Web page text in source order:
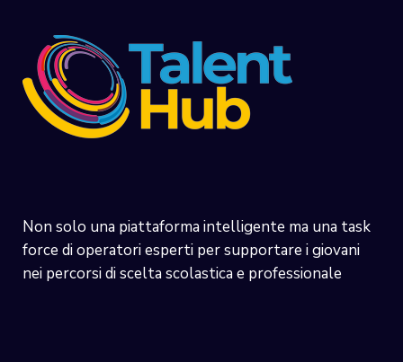
Non solo una piattaforma intelligente ma una task
force di operatori esperti per supportare i giovani
nei percorsi di scelta scolastica e professionale